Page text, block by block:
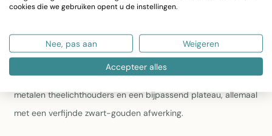
Toepassingen:Geschikt voor theelichtjes en LED-
sfeervol accent in diverse interieurs
Voeg een stijlvolle touch toe aan elke ruimte met deze 3-
delige kaarsenhouder-set. De set bestaat uit drie ronde
metalen theelichthouders en een bijpassend plateau, allemaal
met een verfijnde zwart-gouden afwerking.
cookies die we gebruiken opent u de instellingen.
Nee, pas aan Weigeren
Accepteer alles